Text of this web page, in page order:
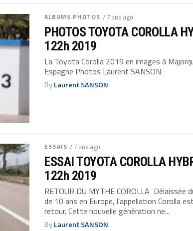
ALBUMS PHOTOS / 7 ans ago
PHOTOS TOYOTA COROLLA
122h 2019
La Toyota Corolla 2019 en images à
Espagne Photos Laurent SANSON
ByLaurent SANSON
ESSAIS / 7 ans ago
ESSAI TOYOTA COROLLA
122h 2019
RETOUR DU MYTHE COROLLA Délaissée
de 10 ans en Europe, l’appellation Corolla
retour. Cette nouvelle génération ne...
ByLaurent SANSON